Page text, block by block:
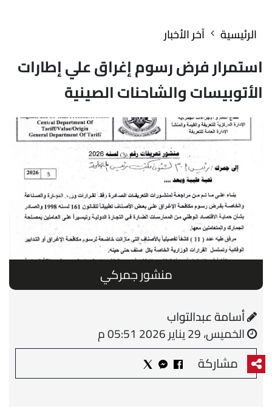
الرئيسية آخر الأخبار
استمرار فرض رسوم إغراق علي إطارات
الأتوبيسات والشاحنات الصينية
منشور جمركي
أسامة عبدالتواب
الخميس، 29 يناير 2026 05:51 م
مشاركة